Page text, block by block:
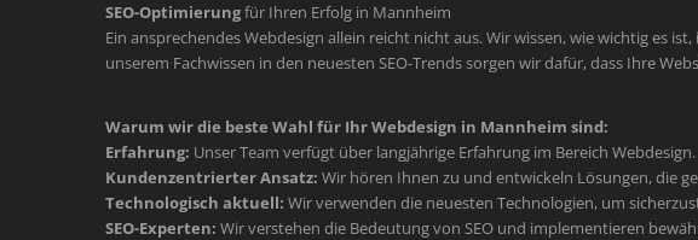
SEO-Optimierungfür Ihren Erfolg in Mannheim
Ein ansprechendes Webdesign allein reicht nicht aus. Wir wissen, wie wichtig es
unserem Fachwissen in den neuesten SEO-Trends sorgen wir dafür, dass Ihre
Warum wir die beste Wahl für Ihr Webdesign in Mannheim sind:
Erfahrung: Unser Team verfügt über langjährige Erfahrung im Bereich Webdesign.
Kundenzentrierter Ansatz: Wir hören Ihnen zu und entwickeln Lösungen, die
Technologisch aktuell: Wir verwenden die neuesten Technologien, um
SEO-Experten: Wir verstehen die Bedeutung von SEO und implementieren